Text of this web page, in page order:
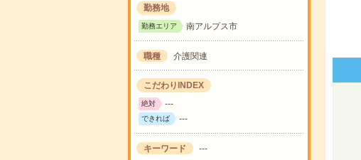
勤務地
勤務エリア 南アルプス市
職種 介護関連
こだわりINDEX
絶対 ---
できれば ---
キーワード ---